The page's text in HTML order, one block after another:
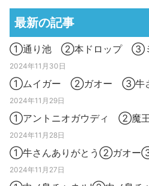
最新の記事
①通り池 ②本ドロップ ③ミ
2024年11月30日
①ムイガー ②ガオー ③牛さ
2024年11月29日
①アントニオガウディ ②魔
2024年11月28日
①牛さんありがとう②ガオー
2024年11月27日